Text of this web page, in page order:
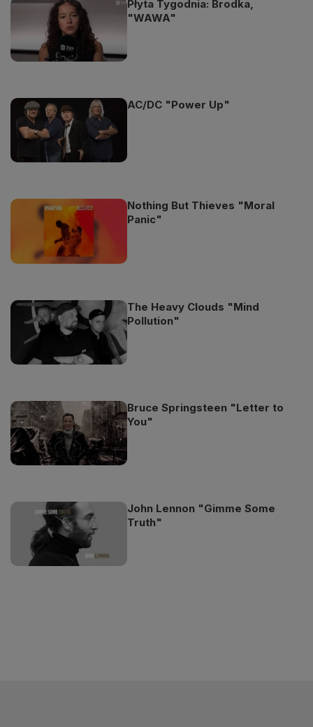
Płyta Tygodnia: Brodka,
"WAWA"
AC/DC "Power Up"
Nothing But Thieves "Moral
Panic"
The Heavy Clouds "Mind
Pollution"
Bruce Springsteen "Letter to
You"
John Lennon "Gimme Some
Truth"
Odtwarzacz
jest